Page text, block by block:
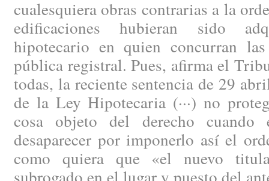
cualesquiera obras contrarias a la
edificaciones hubieran sido
hipotecario en quien concurran
pública registral. Pues, afirma el
todas, la reciente sentencia de 29
de la Ley Hipotecaria (···) no
cosa objeto del derecho
desaparecer por imponerlo así el
como quiera que «el nuevo
subrogado en el lugar y puesto del